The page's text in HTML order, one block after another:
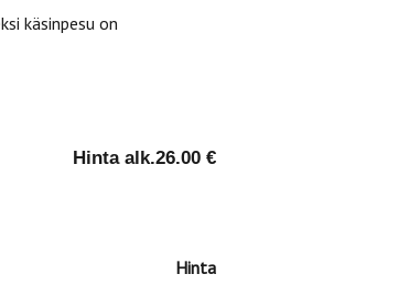
käsinpesu on
Hinta alk.26.00 €
Hinta